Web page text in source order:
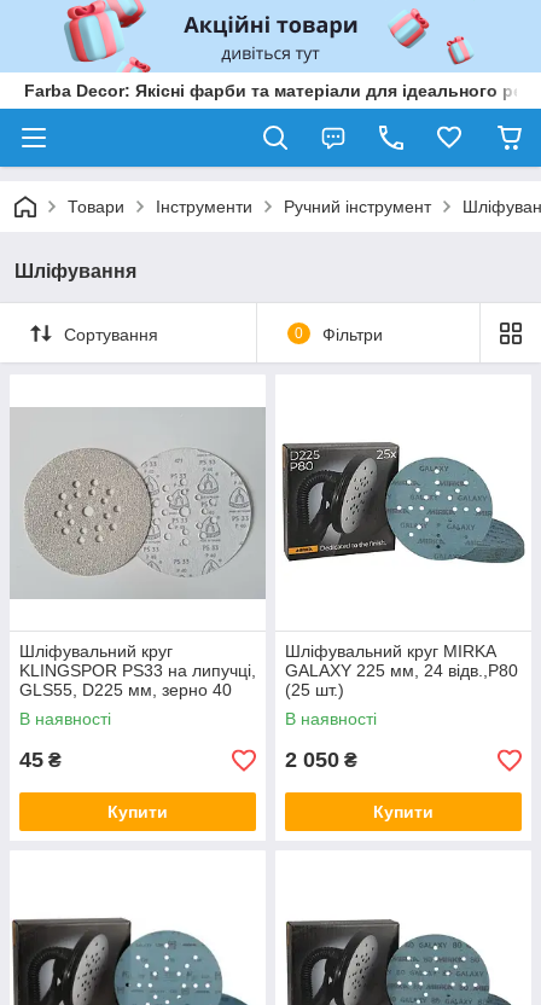
Farba Decor: Якісні фарби та матеріали для ідеального
Товари Інструменти Ручний інструмент
Шліфування
Сортування 0 Фільтри
Шліфувальний круг
KLINGSPOR PS33 на липучці,
GLS55, D225 мм, зерно 40
В наявності
45 ₴
Купити
Шліфувальний круг MIRKA
GALAXY 225 мм, 24 відв.,P80
(25 шт.)
В наявності
2 050 ₴
Купити